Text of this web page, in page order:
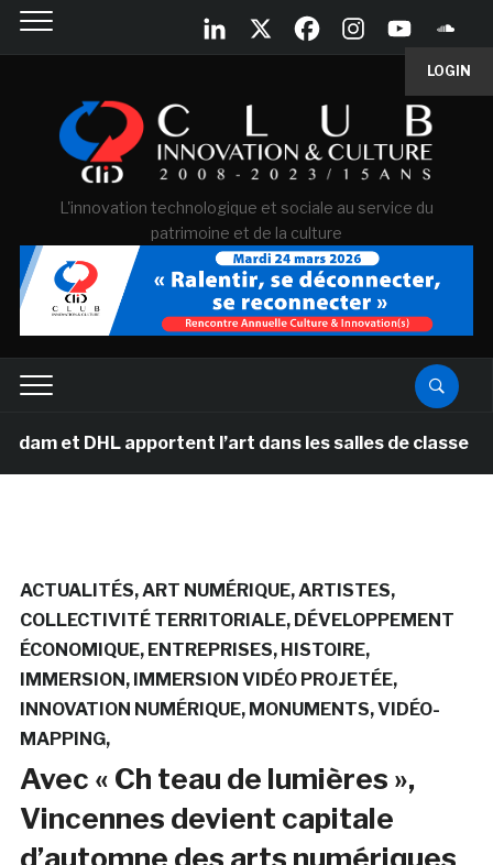
LOGIN
L'innovation technologique et sociale au service du
patrimoine et de la culture
DHL apportent l’art dans les salles de classe des
ACTUALITÉS ART NUMÉRIQUE ARTISTES
COLLECTIVITÉ TERRITORIALE DÉVELOPPEMENT
ÉCONOMIQUE ENTREPRISES HISTOIRE
IMMERSION
IMMERSION VIDÉO PROJETÉE
INNOVATION NUMÉRIQUE MONUMENTS VIDÉO-
MAPPING
Avec « Ch teau de lumières »,
Vincennes devient capitale